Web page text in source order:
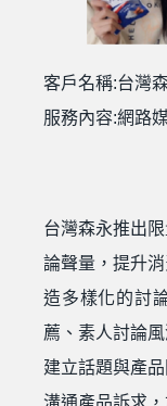
客戶名稱:台灣
服務內容:網路
台灣森永推出
論聲量，提升
造多樣化的討
薦、素人討論
建立話題與產